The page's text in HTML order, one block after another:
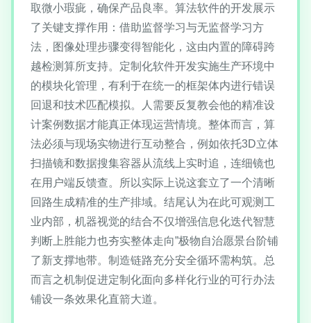
取微小瑕疵，确保产品良率。算法软件的开发展示
了关键支撑作用：借助监督学习与无监督学习方
法，图像处理步骤变得智能化，这由内置的障碍跨
越检测算所支持。定制化软件开发实施生产环境中
的模块化管理，有利于在统一的框架体内进行错误
回退和技术匹配模拟。人需要反复教会他的精准设
计案例数据才能真正体现运营情境。整体而言，算
法必须与现场实物进行互动整合，例如依托3D立体
扫描镜和数据搜集容器从流线上实时追，连细镜也
在用户端反馈查。所以实际上说这套立了一个清晰
回路生成精准的生产排域。结尾认为在此可观测工
业内部，机器视觉的结合不仅增强信息化迭代智慧
判断上胜能力也夯实整体走向”极物自治愿景台阶铺
了新支撑地带。制造链路充分安全循环需构筑。总
而言之机制促进定制化面向多样化行业的可行办法
铺设一条效果化直箭大道。